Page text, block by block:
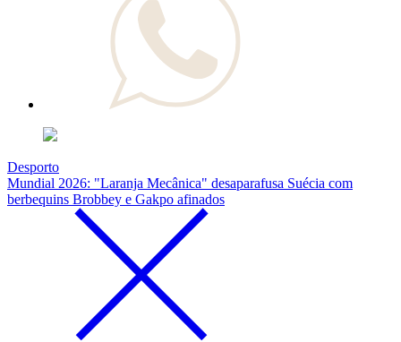
Desporto
Mundial 2026: "Laranja Mecânica" desaparafusa Suécia com
berbequins Brobbey e Gakpo afinados